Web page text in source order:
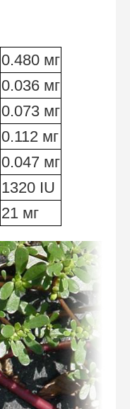
0.480 мг
0.036 мг
0.073 мг
0.112 мг
0.047 мг
1320 IU
21 мг